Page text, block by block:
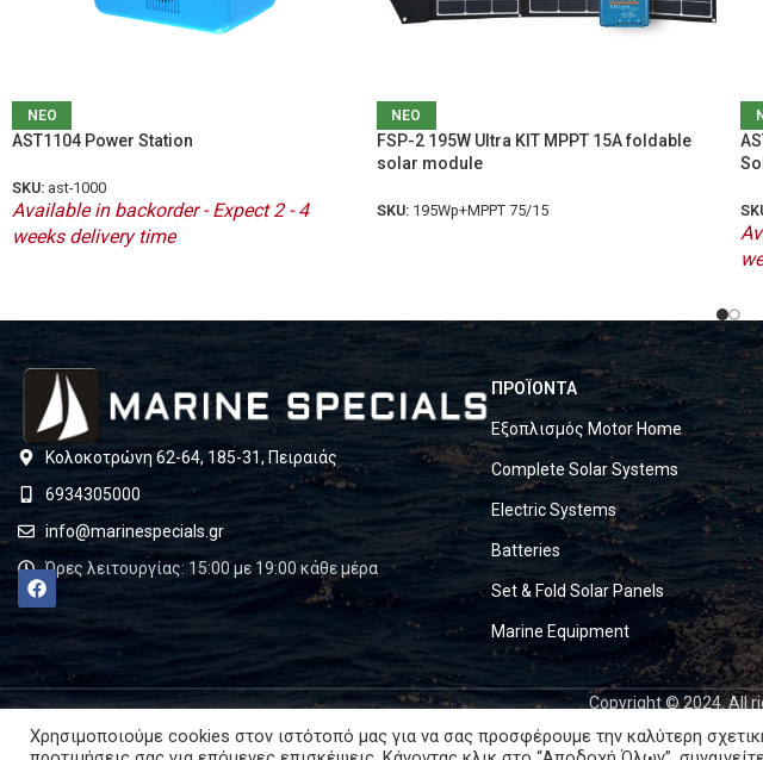
ΝΕΟ
AST1104 Power Station
SKU: ast-1000
Available in backorder - Expect 2 - 4
weeks delivery time
ΝΕΟ
FSP-2 195W Ultra KIT MPPT 15A foldable
solar module
SKU: 195Wp+MPPT 75/15
Κολοκοτρώνη 62-64, 185-31, Πειραιάς
6934305000
info@marinespecials.gr
Ώρες λειτουργίας: 15:00 με 19:00 κάθε μέρα
ΠΡΟΪΟΝΤΑ
Εξοπλισμός Motor Home
Complete Solar Systems
Electric Systems
Batteries
Set & Fold Solar Panels
Marine Equipment
Copyright © 2024. All
Χρησιμοποιούμε cookies στον ιστότοπό μας για να σας προσφέρουμε την καλύτερη